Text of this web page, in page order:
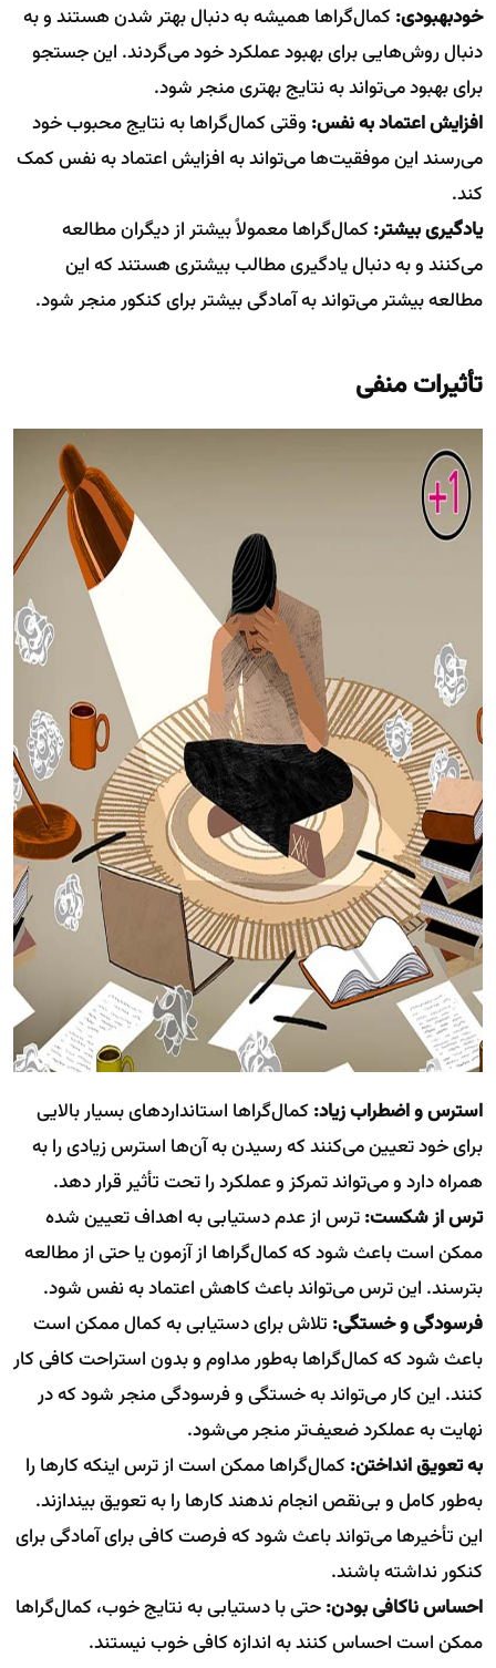
خودبهبودی:کمال‌گراها همیشه به دنبال بهتر شدن هستند و به
دنبال روش‌هایی برای بهبود عملکرد خود می‌گردند. این جستجو
برای بهبود می‌تواند به نتایج بهتری منجر شود.
افزایش اعتماد به نفس: وقتی کمال‌گراها به نتایج محبوب خود
می‌رسند این موفقیت‌ها می‌تواند به افزایش اعتماد به نفس کمک
کند.
یادگیری بیشتر:کمال‌گراها معمولاً بیشتر از دیگران مطالعه
می‌کنند و به دنبال یادگیری مطالب بیشتری هستند که این
مطالعه بیشتر می‌تواند به آمادگی بیشتر برای کنکور منجر شود.
تأثیرات منفی
استرس و اضطراب زیاد:کمال‌گراها استانداردهای بسیار بالایی
برای خود تعیین می‌کنند که رسیدن به آن‌ها استرس زیادی را به
همراه دارد و می‌تواند تمرکز و عملکرد را تحت تأثیر قرار دهد.
ترس از شکست:ترس از عدم دستیابی به اهداف تعیین شده
ممکن است باعث شود که کمال‌گراها از آزمون یا حتی از مطالعه
بترسند. این ترس می‌تواند باعث کاهش اعتماد به نفس شود.
فرسودگی و خستگی: تلاش برای دستیابی به کمال ممکن است
باعث شود که کمال‌گراها به‌طور مداوم و بدون استراحت کافی کار
کنند. این کار می‌تواند به خستگی و فرسودگی منجر شود که در
نهایت به عملکرد ضعیف‌تر منجر می‌شود.
به تعویق انداختن:کمال‌گراها ممکن است از ترس اینکه کارها را
به‌طور کامل و بی‌نقص انجام ندهند کارها را به تعویق بیندازند.
این تأخیرها می‌تواند باعث شود که فرصت کافی برای آمادگی برای
کنکور نداشته باشند.
احساس ناکافی بودن:حتی با دستیابی به نتایج خوب، کمال‌گراها
ممکن است احساس کنند به اندازه کافی خوب نیستند.